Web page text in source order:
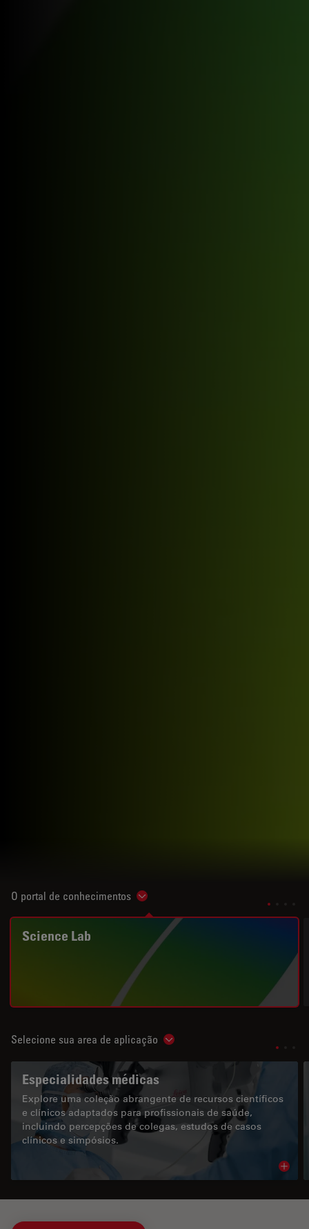
O portal de conhecimentos Show subnavigation
Science Lab
Selecione sua area de aplicação Show subnavigation
Especialidades médicas
Explore uma coleção abrangente de recursos científicos
e clínicos adaptados para profissionais de saúde,
incluindo percepções de colegas, estudos de casos
clínicos e simpósios.